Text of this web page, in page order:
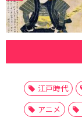
江戸時代
アニメ